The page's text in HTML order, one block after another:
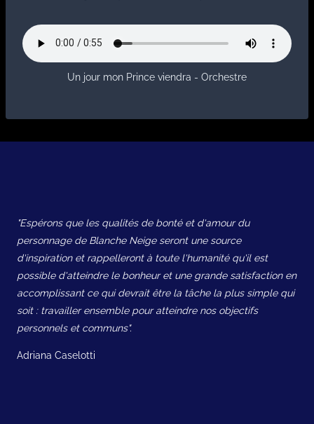
Un jour mon Prince viendra - Orchestre
"Espérons que les qualités de bonté et d'amour du
personnage de Blanche Neige seront une source
d'inspiration et rappelleront à toute l'humanité qu'il est
possible d'atteindre le bonheur et une grande satisfaction en
accomplissant ce qui devrait être la tâche la plus simple qui
soit : travailler ensemble pour atteindre nos objectifs
personnels et communs".
Adriana Caselotti